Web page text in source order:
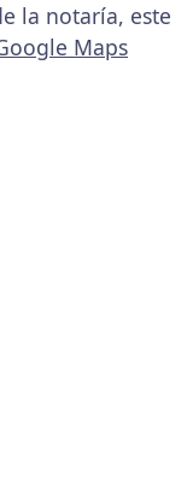
la notaría, este
Maps